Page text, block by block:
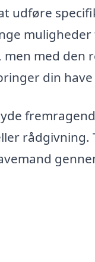
udføre
med den
din have
rådgivning.